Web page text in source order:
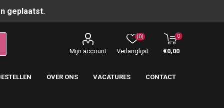
geplaatst.
Mijn account Verlanglijst
(0) 0
€0,00
OVER ONS VACATURES CONTACT